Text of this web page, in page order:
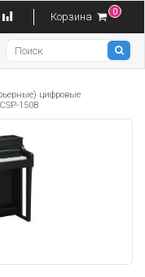
Корзина 0
цифровые
150B